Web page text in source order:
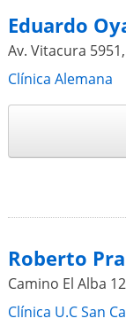
Eduardo
Av. Vitacura 5951,
Clínica Alemana
Roberto
Camino El Alba
Clínica U.C San